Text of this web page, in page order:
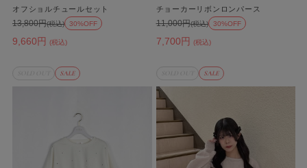
オフショルチュールセット
9,660円 (税込)
13,800円(税込) 30%OFF
チョーカーリボンロンパース
7,700円 (税込)
11,000円(税込) 30%OFF
SALE SALE